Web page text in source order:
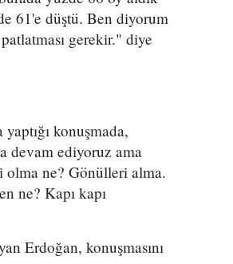
61'e düştü. Ben diyorum
gerekir." diye
konuşmada,
devam ediyoruz ama
olma ne? Gönülleri alma.
ne? Kapı kapı
Erdoğan, konuşmasını